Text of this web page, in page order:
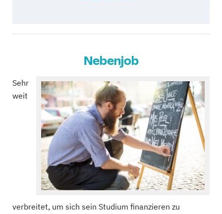
Nebenjob
Sehr
weit
verbreitet, um sich sein Studium finanzieren zu